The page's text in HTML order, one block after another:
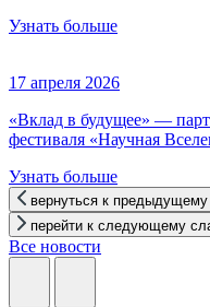
Узнать больше
17 апреля 2026
«Вклад в будущее» —
фестиваля «Научная
Узнать больше
вернуться к
перейти к следующему
Все новости